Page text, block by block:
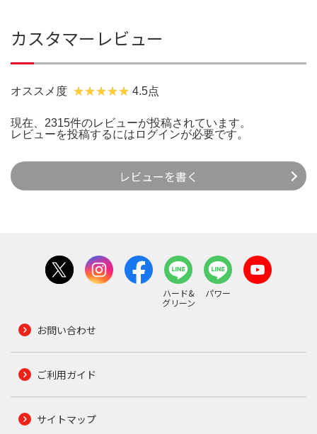
カスタマーレビュー
オススメ度 4.5点
現在、2315件のレビューが投稿されています。
レビューを投稿するには ログインが必要です。
レビューを書く
ハード&
グリーン
パワー
お問い合わせ
ご利用ガイド
サイトマップ